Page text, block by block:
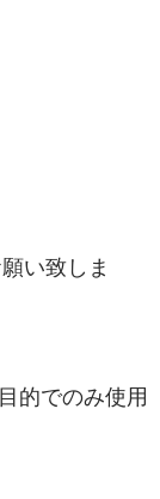
い致しま
的でのみ使用